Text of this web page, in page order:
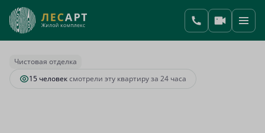
1-комнатная27.94 м 6 797 104 руб.
Ипотека от 28 522 руб.
Чистовая отделка
15 человексмотрели эту квартиру за 24 часа